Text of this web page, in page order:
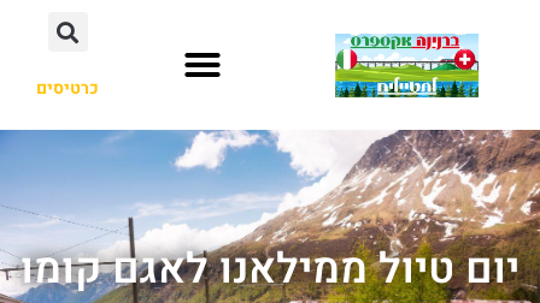
כרטיסים
יום טיול ממילאנו לאגם קומו